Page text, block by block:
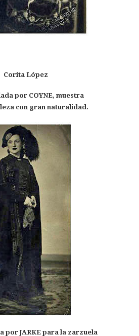
Corita López
por COYNE, muestra
con gran naturalidad.
por JARKE para la zarzuela